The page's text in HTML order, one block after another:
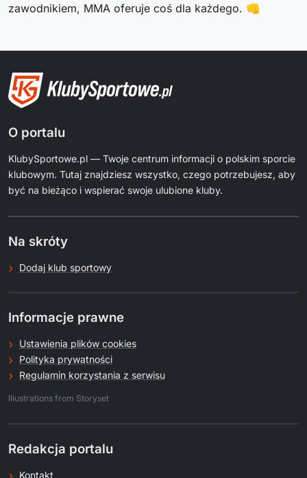
zawodnikiem, MMA oferuje coś dla każdego. 👊
O portalu
KlubySportowe.pl — Twoje centrum informacji o polskim sporcie
klubowym. Tutaj znajdziesz wszystko, czego potrzebujesz, aby
być na bieżąco i wspierać swoje ulubione kluby.
Na skróty
Dodaj klub sportowy
Informacje prawne
Ustawienia plików cookies
Polityka prywatności
Regulamin korzystania z serwisu
Illustrations from Storyset
Redakcja portalu
Kontakt